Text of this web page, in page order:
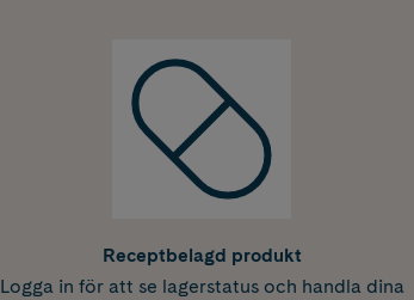
Receptbelagd produkt
Logga in för att se lagerstatus och handla dina